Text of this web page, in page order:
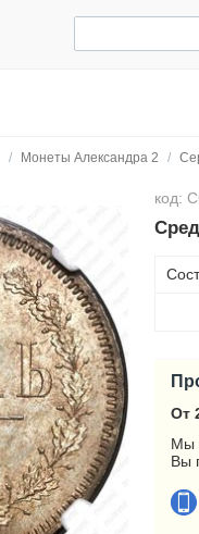
/ Монеты Александра 2 /
код:
От
Мы
Вы